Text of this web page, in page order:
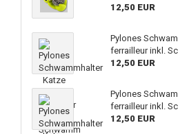
12,50 EUR
Pylones
ferrailleur inkl.
12,50 EUR
Pylones
ferrailleur inkl.
12,50 EUR